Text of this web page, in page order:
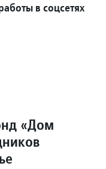
в соцсетях
«Дом